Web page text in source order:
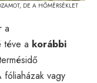
DE A HŐMÉRSÉKLET
a
téve a korábbi
vagy